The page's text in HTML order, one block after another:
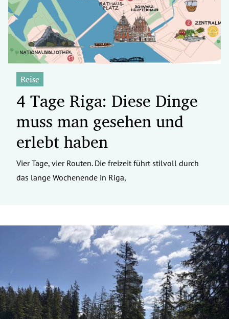
Reise
4 Tage Riga: Diese Dinge
muss man gesehen und
erlebt haben
Vier Tage, vier Routen. Die freizeit führt stilvoll durch
das lange Wochenende in Riga,